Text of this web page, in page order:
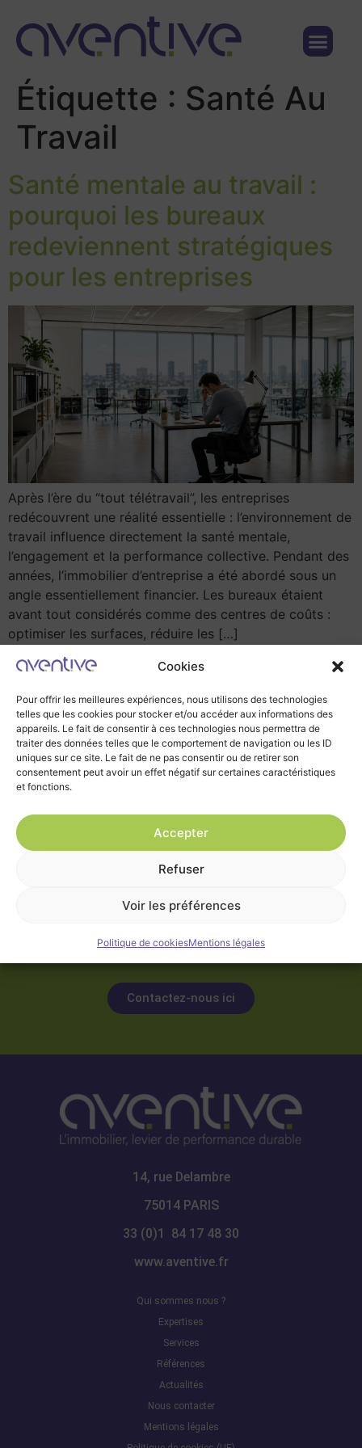
Cookies
Pour offrir les meilleures expériences, nous utilisons des technologies
telles que les cookies pour stocker et/ou accéder aux informations des
appareils. Le fait de consentir à ces technologies nous permettra de
traiter des données telles que le comportement de navigation ou les ID
uniques sur ce site. Le fait de ne pas consentir ou de retirer son
consentement peut avoir un effet négatif sur certaines caractéristiques
et fonctions.
Accepter
Refuser
Voir les préférences
Politique de cookiesMentions légales
Étiquette : Santé Au
Travail
Santé mentale au travail :
pourquoi les bureaux
redeviennent stratégiques
pour les entreprises
Après l’ère du “tout télétravail”, les entreprises
redécouvrent une réalité essentielle : l’environnement de
travail influence directement la santé mentale,
l’engagement et la performance collective. Pendant des
années, l’immobilier d’entreprise a été abordé sous un
angle essentiellement financier. Les bureaux étaient
avant tout considérés comme des centres de coûts :
optimiser les surfaces, réduire les […]
Vous avez un projet, d’aménagement,
immobilier,
consultant ?
Contactez-nous ici
14, rue Delambre
75014 PARIS
33 (0)1 84 17 48 30
www.aventive.fr
Qui sommes nous ?
Expertises
Services
Références
Actualités
Nous contacter
Mentions légales